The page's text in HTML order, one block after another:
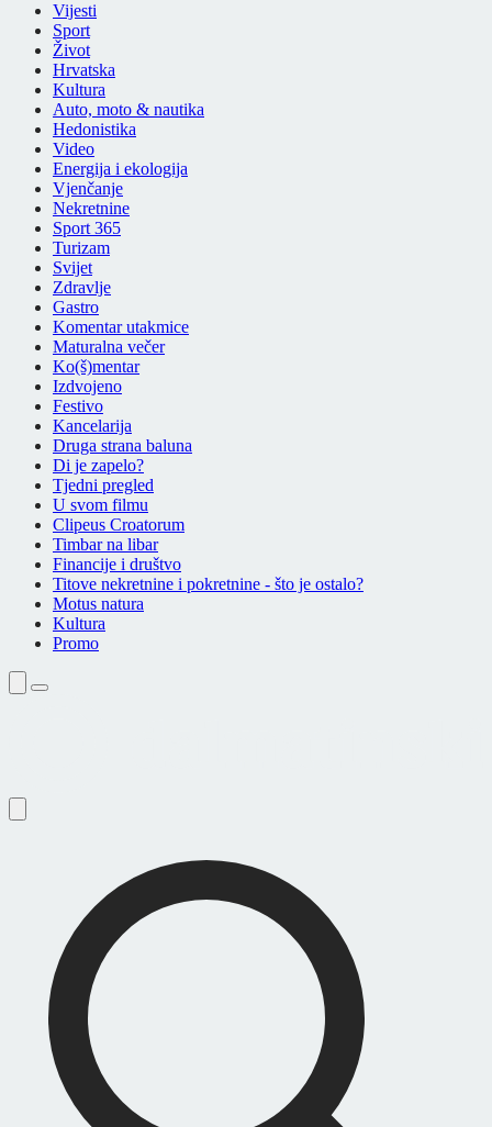
Vijesti
Sport
Život
Hrvatska
Kultura
Auto, moto & nautika
Hedonistika
Video
Energija i ekologija
Vjenčanje
Nekretnine
Sport 365
Turizam
Svijet
Zdravlje
Gastro
Komentar utakmice
Maturalna večer
Ko(š)mentar
Izdvojeno
Festivo
Kancelarija
Druga strana baluna
Di je zapelo?
Tjedni pregled
U svom filmu
Clipeus Croatorum
Timbar na libar
Financije i društvo
Titove nekretnine i pokretnine - što je ostalo?
Motus natura
Kultura
Promo